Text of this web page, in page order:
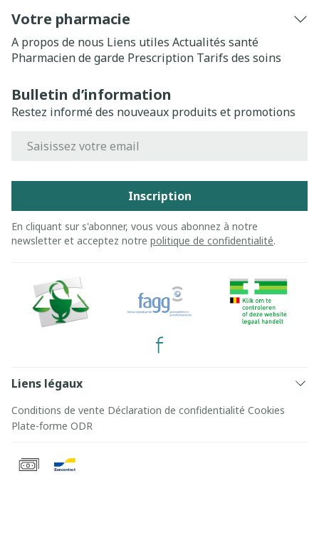
Votre pharmacie
A propos de nous Liens utiles Actualités santé
Pharmacien de garde Prescription Tarifs des soins
Bulletin d’information
Restez informé des nouveaux produits et promotions
Inscription
En cliquant sur s'abonner, vous vous abonnez à notre
newsletter et acceptez notre politique de confidentialité.
Liens légaux
Conditions de vente Déclaration de confidentialité Cookies
Plate-forme ODR